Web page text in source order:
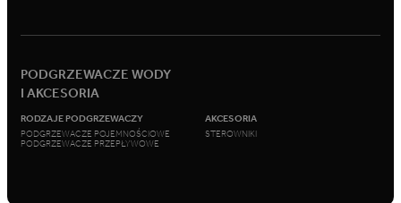
PODGRZEWACZE WODY
I AKCESORIA
RODZAJE PODGRZEWACZY
PODGRZEWACZE POJEMNOŚCIOWE
PODGRZEWACZE PRZEPŁYWOWE
AKCESORIA
STEROWNIKI